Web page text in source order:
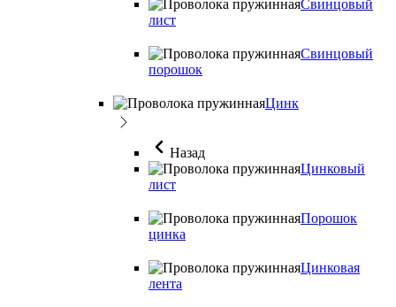
Свинцовый
лист
Свинцовый
порошок
Цинк
Назад
Цинковый
лист
Порошок
цинка
Цинковая
лента